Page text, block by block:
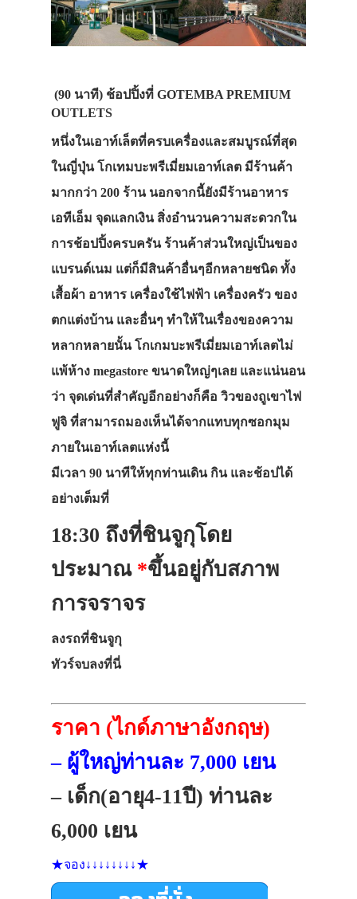
(90 นาที) ช้อปปิ้งที่ GOTEMBA PREMIUM
OUTLETS
หนึ่งในเอาท์เล็ตที่ครบเครื่องและสมบูรณ์ที่สุด
ในญี่ปุ่น โกเทมบะพรีเมี่ยมเอาท์เลต มีร้านค้า
มากกว่า 200 ร้าน นอกจากนี้ยังมีร้านอาหาร
เอทีเอ็ม จุดแลกเงิน สิ่งอำนวนความสะดวกใน
การช้อปปิ้งครบครัน ร้านค้าส่วนใหญ่เป็นของ
แบรนด์เนม แต่ก็มีสินค้าอื่นๆอีกหลายชนิด ทั้ง
เสื้อผ้า อาหาร เครื่องใช้ไฟฟ้า เครื่องครัว ของ
ตกแต่งบ้าน และอื่นๆ ทำให้ในเรื่องของความ
หลากหลายนั้น โกเกมบะพรีเมี่ยมเอาท์เลตไม่
แพ้ห้าง megastore ขนาดใหญ่ๆเลย และแน่นอน
ว่า จุดเด่นที่สำคัญอีกอย่างก็คือ วิวของถูเขาไฟ
ฟูจิ ที่สามารถมองเห็นได้จากแทบทุกซอกมุม
ภายในเอาท์เลตแห่งนี้
มีเวลา 90 นาทีให้ทุกท่านเดิน กิน และช้อปได้
อย่างเต็มที่
18:30 ถึงที่ชินจูกุโดย
ประมาณ *ขึ้นอยู่กับสภาพ
การจราจร
ลงรถที่ชินจูกุ
ทัวร์จบลงที่นี่
ราคา (ไกด์ภาษาอังกฤษ)
– ผู้ใหญ่ท่านละ 7,000 เยน
– เด็ก(อายุ4-11ปี) ท่านละ
6,000 เยน
★จอง↓↓↓↓↓↓↓↓★